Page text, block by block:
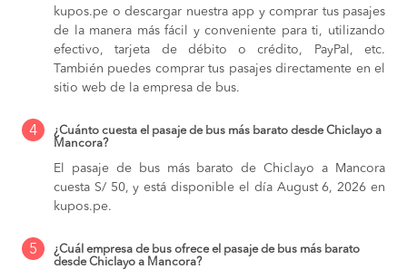
kupos.pe o descargar nuestra app y comprar tus pasajes
de la manera más fácil y conveniente para ti, utilizando
efectivo, tarjeta de débito o crédito, PayPal, etc.
También puedes comprar tus pasajes directamente en el
sitio web de la empresa de bus.
4
¿Cuánto cuesta el pasaje de bus más barato desde Chiclayo a
Mancora?
El pasaje de bus más barato de Chiclayo a Mancora
cuesta S/ 50, y está disponible el día August 6, 2026 en
kupos.pe.
5
¿Cuál empresa de bus ofrece el pasaje de bus más barato
desde Chiclayo a Mancora?